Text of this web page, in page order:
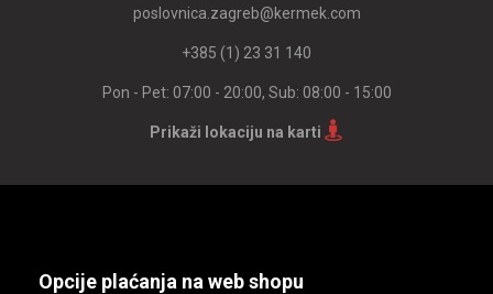
poslovnica.zagreb@kermek.com
+385 (1) 23 31 140
Pon - Pet: 07:00 - 20:00, Sub: 08:00 - 15:00
Prikaži lokaciju na karti
Opcije plaćanja na web shopu